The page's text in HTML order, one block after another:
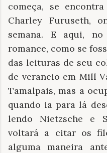
começa, se
Charley Furuseth,
semana. E aqui,
romance, como se
das leituras de seu
de veraneio em Mill
Tamalpais, mas a
quando ia para lá
lendo Nietzsche e
voltará a citar os
alguma maneira